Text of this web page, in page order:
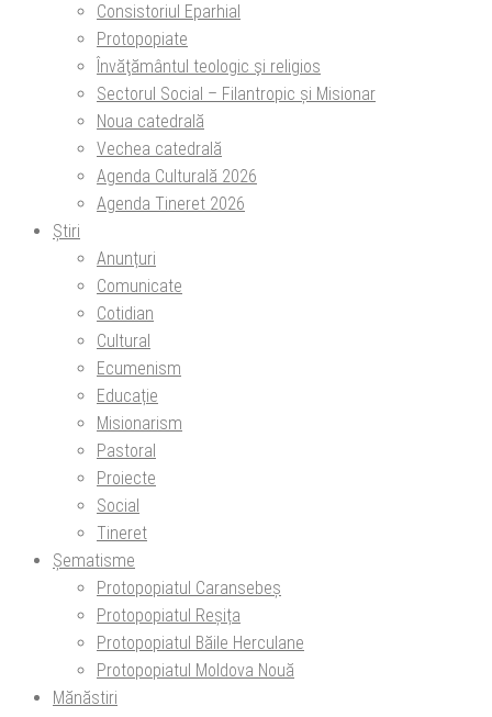
Consistoriul Eparhial
Protopopiate
Învăţământul teologic şi religios
Sectorul Social – Filantropic și Misionar
Noua catedrală
Vechea catedrală
Agenda Culturală 2026
Agenda Tineret 2026
Știri
Anunțuri
Comunicate
Cotidian
Cultural
Ecumenism
Educație
Misionarism
Pastoral
Proiecte
Social
Tineret
Șematisme
Protopopiatul Caransebeș
Protopopiatul Reșița
Protopopiatul Băile Herculane
Protopopiatul Moldova Nouă
Mănăstiri